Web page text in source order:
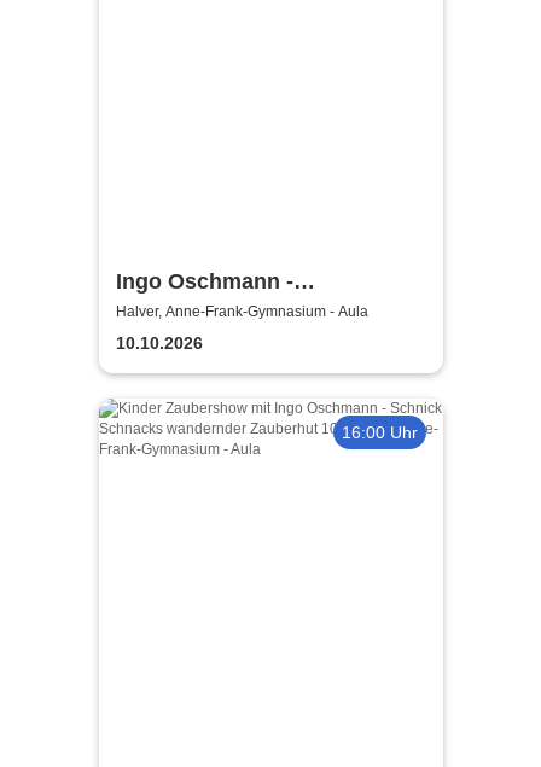
Ingo Oschmann -
Scherztherapie
Halver, Anne-Frank-Gymnasium - Aula
10.10.2026
16:00 Uhr